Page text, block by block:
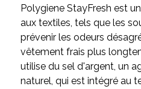
Polygiene StayFresh est
aux textiles, tels que les
prévenir les odeurs
vêtement frais plus
utilise du sel d'argent, un
naturel, qui est intégré au